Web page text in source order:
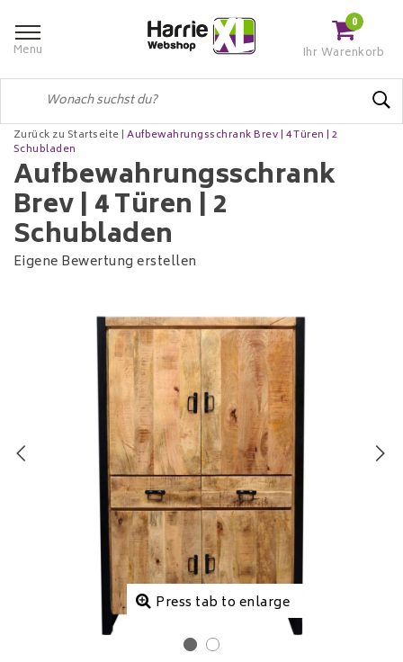
Menu
0
Ihr Warenkorb
Zurück zu Startseite |Aufbewahrungsschrank Brev | 4 Türen | 2
Schubladen
Aufbewahrungsschrank
Brev | 4 Türen | 2
Schubladen
Eigene Bewertung erstellen
Press tab to enlarge